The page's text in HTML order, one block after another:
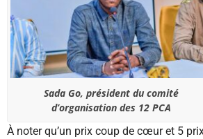
Sada Go, président du comité
d’organisation des 12 PCA
À noter qu’un prix coup de cœur et 5